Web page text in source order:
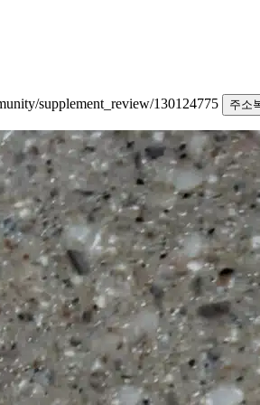
supplement_review/130124775
주소